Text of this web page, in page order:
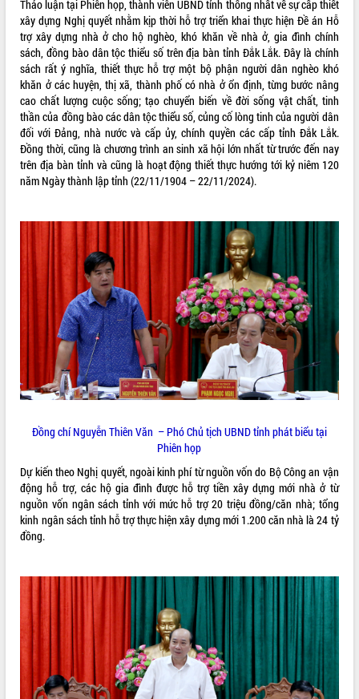
tỉnh khóa XI quyết nghị nhiều nội dung
quan trọng
Bí thư Tỉnh ủy Lương Nguyễn Minh
Triết thăm, tặng quà người có công với
cách mạng
Rà soát, hoàn thiện hệ thống thiết chế
văn hóa, thể thao đáp ứng yêu cầu
phát triển mới
Thường trực HĐND tỉnh Đắk Lắk gặp
mặt Đoàn chuyên gia y tế TP. Hồ Chí
Minh
tại Nghĩa trang Liệt sĩ xã Sơn Hòa
Bàn giải pháp tháo gỡ khó khăn trong
xuất khẩu sầu riêng và triển khai quy
định EUDR
Thứ trưởng Bộ Nông nghiệp và Môi
trường Nguyễn Hoàng Hiệp khảo sát
vùng trồng và doanh nghiệp đóng gói
sầu riêng tại Đắk Lắk
Trình diễn nghệ thuật chế biến các
món ăn từ sầu riêng
Đắk Lắk công bố Quy hoạch và xúc
Ngành cá ngừ Đắk Lắk chủ động thích
ứng để giữ vững thị trường xuất khẩu
Diễn đàn Kinh tế tư nhân Việt Nam đột
phá cơ chế - Hợp tác công tư
Đề án 06 tạo bước ngoặt đột phá trong
cải cách hành chính tỉnh Đắk Lắk
Kết nối tour, đẩy mạnh chuyển đổi số
Khởi động Dự án Đầu tư xây dựng hạ
tầng kỹ thuật Cụm công nghiệp Tân
Tiến
Gặp mặt các cơ quan báo chí nhân Kỷ
niệm 101 năm Ngày Báo chí Cách
mạng Việt Nam
Đắk Lắk sơ kết 4 năm triển khai thực
LIÊN KẾT WEB
THỐNG KÊ TRUY CẬP
Hôm nay: 20967
Thảo luận tại Phiên họp, thành viên UBND tỉnh thống nhất về sự cấp thiết
xây dựng Nghị quyết nhằm kịp thời hỗ trợ triển khai thực hiện Đề án Hỗ
trợ xây dựng nhà ở cho hộ nghèo, khó khăn về nhà ở, gia đình chính
sách, đồng bào dân tộc thiểu số trên địa bàn tỉnh Đắk Lắk. Đây là chính
sách rất ý nghĩa, thiết thực hỗ trợ một bộ phận người dân nghèo khó
khăn ở các huyện, thị xã, thành phố có nhà ở ổn định, từng bước nâng
cao chất lượng cuộc sống; tạo chuyển biến về đời sống vật chất, tinh
thần của đồng bào các dân tộc thiểu số, củng cố lòng tinh của người dân
đối với Đảng, nhà nước và cấp ủy, chính quyền các cấp tỉnh Đắk Lắk.
Đồng thời, cũng là chương trình an sinh xã hội lớn nhất từ trước đến nay
trên địa bàn tỉnh và cũng là hoạt động thiết thực hướng tới kỷ niêm 120
năm Ngày thành lập tỉnh (22/11/1904 – 22/11/2024).
Đồng chí Nguyễn Thiên Văn – Phó Chủ tịch UBND tỉnh phát biểu tại
Phiên họp
Dự kiến theo Nghị quyết, ngoài kinh phí từ nguồn vốn do Bộ Công an vận
động hỗ trợ, các hộ gia đình được hỗ trợ tiền xây dựng mới nhà ở từ
nguồn vốn ngân sách tỉnh với mức hỗ trợ 20 triệu đồng/căn nhà; tổng
kinh ngân sách tỉnh hỗ trợ thực hiện xây dựng mới 1.200 căn nhà là 24 tỷ
đồng.